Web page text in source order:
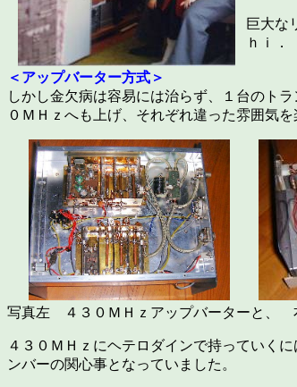
巨大な
ｈｉ．
＜アップバーター方式＞
しかし金欠病は容易には治らず、１台のト
０ＭＨｚへも上げ、それぞれ違った雰囲気を
写真左 ４３０ＭＨｚアップバーターと、
４３０ＭＨｚにヘテロダインで持っていく
ンバーの関心事となっていました。